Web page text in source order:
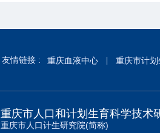
友情链接 : 重庆血液中心 重庆市计
重庆市人口和计划生育科学技术
重庆市人口计生研究院(简称)